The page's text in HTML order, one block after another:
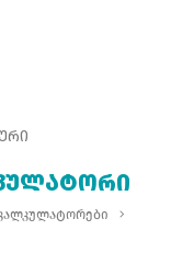
კალკულატორები